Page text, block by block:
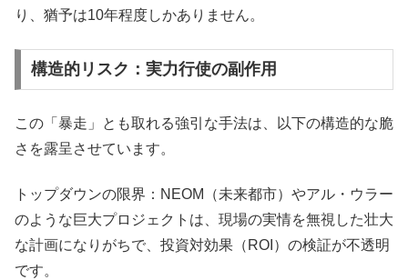
り、猶予は10年程度しかありません。
構造的リスク：実力行使の副作用
この「暴走」とも取れる強引な手法は、以下の構造的な脆
さを露呈させています。
トップダウンの限界：NEOM（未来都市）やアル・ウラー
のような巨大プロジェクトは、現場の実情を無視した壮大
な計画になりがちで、投資対効果（ROI）の検証が不透明
です。